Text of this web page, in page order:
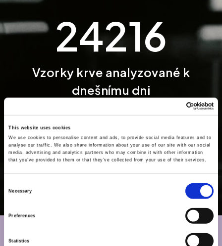
This website uses cookies
We use cookies to personalise content and ads, to provide social media features and to
analyse our traffic. We also share information about your use of our site with our social
media, advertising and analytics partners who may combine it with other information
that you’ve provided to them or that they’ve collected from your use of their services.
Necessary
Preferences
Statistics
24216
Vzorky krve analyzované k
dnešnímu dni
Co analyzujeme
Nechte za sebe promluvit